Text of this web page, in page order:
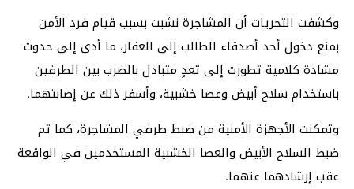
وكشفت التحريات أن المشاجرة نشبت بسبب قيام فرد الأمن
بمنع دخول أحد أصدقاء الطالب إلى العقار، ما أدى إلى حدوث
مشادة كلامية تطورت إلى تعدٍ متبادل بالضرب بين الطرفين
باستخدام سلاح أبيض وعصا خشبية، وأسفر ذلك عن إصابتهما.
وتمكنت الأجهزة الأمنية من ضبط طرفي المشاجرة، كما تم
ضبط السلاح الأبيض والعصا الخشبية المستخدمين في الواقعة
عقب إرشادهما عنهما.